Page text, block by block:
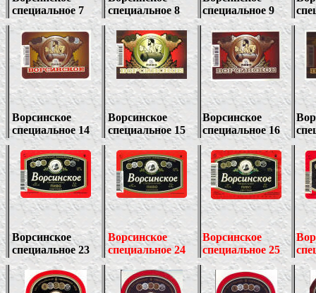
специальное 7
специальное 8
специальное 9
Ворсинское
специальное 14
Ворсинское
специальное 15
Ворсинское
специальное 16
Ворсинское
специальное 23
Ворсинское
специальное 24
Ворсинское
специальное 25